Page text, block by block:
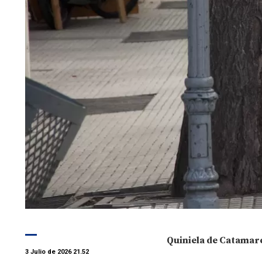
3 Julio de 2026 21.52
Quiniela de